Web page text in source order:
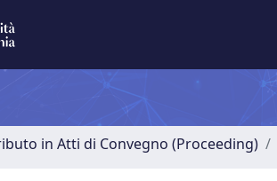
in Atti di Convegno (Proceeding)